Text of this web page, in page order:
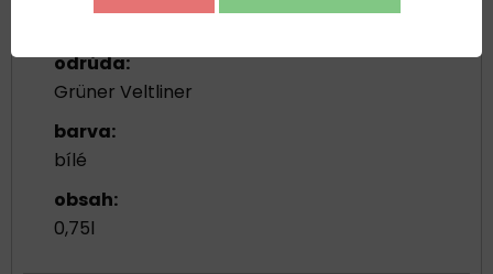
odrůda:
Grüner Veltliner
barva:
bílé
obsah:
0,75l